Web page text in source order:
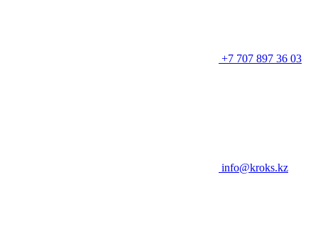
+7 707 897 36 03
info@kroks.kz